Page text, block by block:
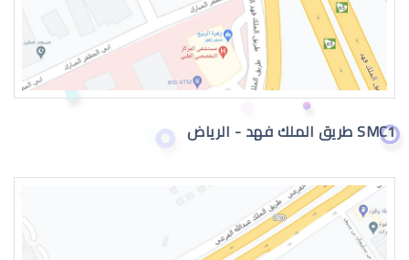
القرنية المخروطية 2019
القرنية المخروطية وراثة
SMC1 طريق الملك فهد - الرياض